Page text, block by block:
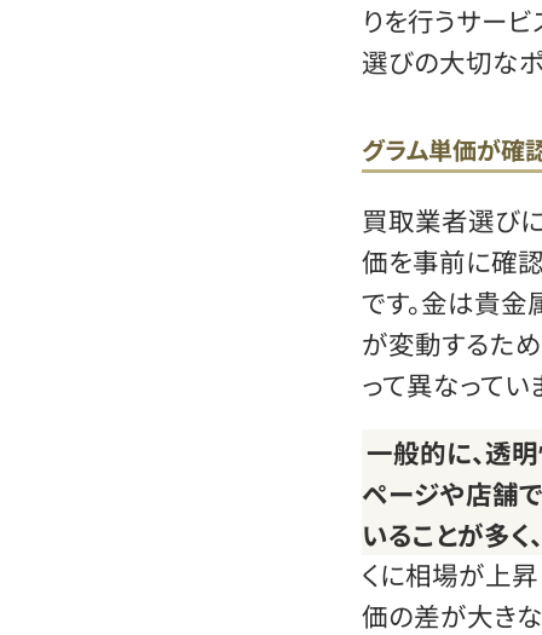
りを行うサー
選びの大切なポ
グラム単価が確
買取業者選び
価を事前に確
です。金は貴
が変動するた
って異なってい
一般的に、透
ページや店舗
いることが多く
くに相場が上
価の差が大き